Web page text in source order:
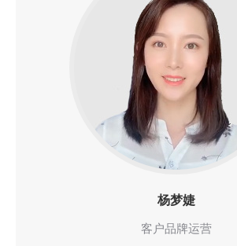
杨梦婕
客户品牌运营